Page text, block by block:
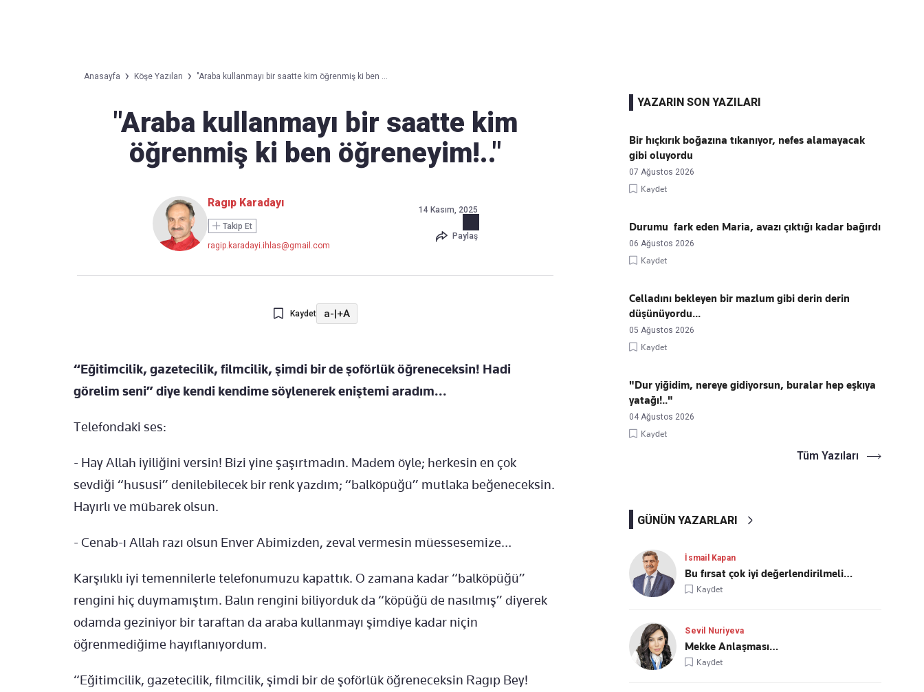
Anasayfa Köşe Yazıları "Araba kullanmayı bir saatte kim öğrenmiş ki ben ...
"Araba kullanmayı bir saatte kim
öğrenmiş ki ben öğreneyim!.."
Ragıp Karadayı
Takip Et
ragip.karadayi.ihlas@gmail.com
14 Kasım, 2025
Paylaş
Kaydet a-|+A
“Eğitimcilik, gazetecilik, filmcilik, şimdi bir de şoförlük öğreneceksin! Hadi
görelim seni” diye kendi kendime söylenerek eniştemi aradım...
Telefondaki ses:
- Hay Allah iyiliğini versin! Bizi yine şaşırtmadın. Madem öyle; herkesin en çok
sevdiği “hususi” denilebilecek bir renk yazdım; “balköpüğü” mutlaka beğeneceksin.
Hayırlı ve mübarek olsun.
- Cenab-ı Allah razı olsun Enver Abimizden, zeval vermesin müessesemize…
Karşılıklı iyi temennilerle telefonumuzu kapattık. O zamana kadar “balköpüğü”
rengini hiç duymamıştım. Balın rengini biliyorduk da “köpüğü de nasılmış” diyerek
odamda geziniyor bir taraftan da araba kullanmayı şimdiye kadar niçin
öğrenmediğime hayıflanıyordum.
“Eğitimcilik, gazetecilik, filmcilik, şimdi bir de şoförlük öğreneceksin Ragıp Bey!
YAZARIN SON YAZILARI
Bir hıçkırık boğazına tıkanıyor, nefes alamayacak
gibi oluyordu
07 Ağustos 2026
Kaydet
Durumu fark eden Maria, avazı çıktığı kadar bağırdı
06 Ağustos 2026
Kaydet
Celladını bekleyen bir mazlum gibi derin derin
düşünüyordu...
05 Ağustos 2026
Kaydet
"Dur yiğidim, nereye gidiyorsun, buralar hep eşkıya
yatağı!.."
04 Ağustos 2026
Kaydet
Tüm Yazıları
GÜNÜN YAZARLARI
İsmail Kapan
Bu fırsat çok iyi değerlendirilmeli…
Kaydet
Sevil Nuriyeva
Mekke Anlaşması…
Kaydet